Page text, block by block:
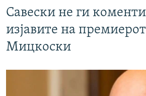
Савески не ги
изјавите на премиерот
Мицкоски